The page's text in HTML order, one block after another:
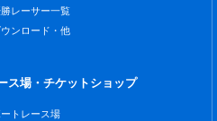
レーサー一覧
ウンロード・他
ス場・チケットショップ
ートレース場